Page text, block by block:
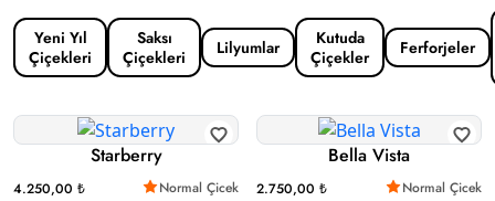
Yeni Yıl
Çiçekleri
Saksı
Çiçekleri
Lilyumlar
Kutuda
Çiçekler
Ferforjeler
Starberry
4.250,00 ₺ Normal Çicek
Bella Vista
2.750,00 ₺ Normal Çicek